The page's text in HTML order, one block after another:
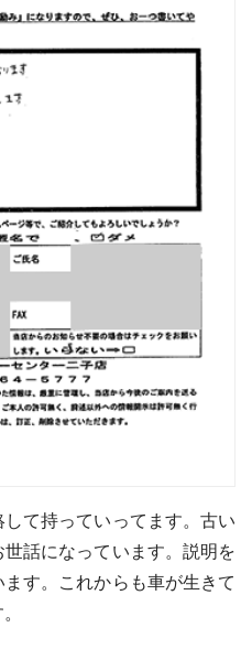
て持っていってます。古い
話になっています。説明を
す。これからも車が生きて